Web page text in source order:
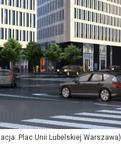
Plac Unii Lubelskiej Warszawa)